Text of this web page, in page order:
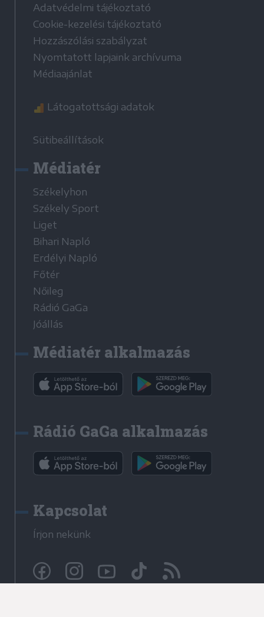
Adatvédelmi tájékoztató
Cookie-kezelési tájékoztató
Hozzászólási szabályzat
Nyomtatott lapjaink archívuma
Médiaajánlat
Látogatottsági adatok
Sütibeállítások
Médiatér
Székelyhon
Székely Sport
Liget
Bihari Napló
Erdélyi Napló
Főtér
Nőileg
Rádió GaGa
Jóállás
Médiatér alkalmazás
Rádió GaGa alkalmazás
Kapcsolat
Írjon nekünk